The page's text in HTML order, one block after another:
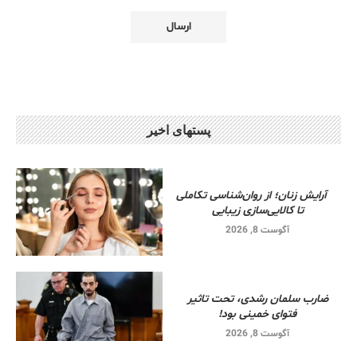
پستهای اخیر
آرایش زنان؛ از روان‌شناسی تکاملی
تا کالایی‌سازی زیبایی
آگوست 8, 2026
ضارب سلمان رشدی، تحت تاثیر
فتوای خمینی بود!
آگوست 8, 2026